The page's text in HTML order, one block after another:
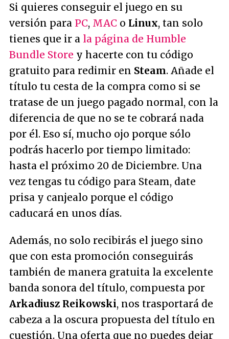
Si quieres conseguir el juego en su
versión para PC, MAC o Linux, tan solo
tienes que ir a la página de Humble
Bundle Store y hacerte con tu código
gratuito para redimir en Steam. Añade el
título tu cesta de la compra como si se
tratase de un juego pagado normal, con la
diferencia de que no se te cobrará nada
por él. Eso sí, mucho ojo porque sólo
podrás hacerlo por tiempo limitado:
hasta el próximo 20 de Diciembre. Una
vez tengas tu código para Steam, date
prisa y canjealo porque el código
caducará en unos días.
Además, no solo recibirás el juego sino
que con esta promoción conseguirás
también de manera gratuita la excelente
banda sonora del título, compuesta por
Arkadiusz Reikowski, nos trasportará de
cabeza a la oscura propuesta del título en
cuestión. Una oferta que no puedes dejar